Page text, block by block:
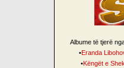
Albume të tjerë
•Eranda
•Këngët e